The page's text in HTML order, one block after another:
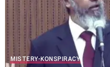
MISTERY-KONSPIRACY